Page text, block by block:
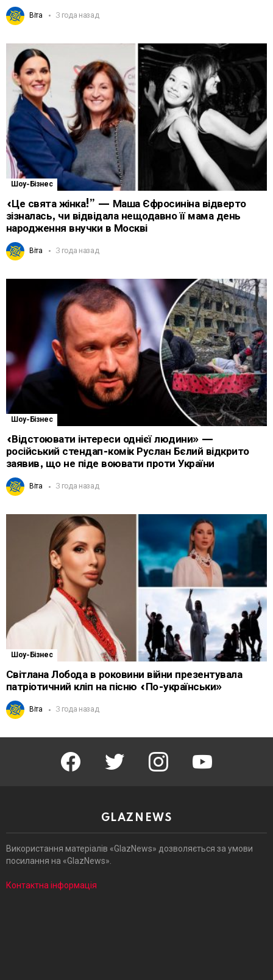
Віта 3 года назад
Шоу-Бізнес
«Це свята жінка!” — Маша Єфросиніна відверто
зізналась, чи відвідала нещодавно її мама день
народження внучки в Москві
Віта 3 года назад
Шоу-Бізнес
«Відстоювати інтереси однієї людини» —
російський стендап-комік Руслан Бєлий відкрито
заявив, що не піде воювати проти України
Віта 3 года назад
Шоу-Бізнес
Світлана Лобода в роковини війни презентувала
патріотичний кліп на пісню «По-українськи»
Віта 3 года назад
facebook twitter instagram youtube
GLAZNEWS
Використання матеріалів «GlazNews» дозволяється за умови
посилання на «GlazNews».
Контактна інформація